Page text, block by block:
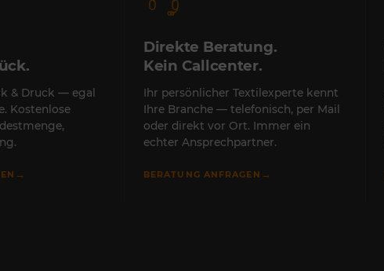
& Druck — egal
Kostenlose
→
Direkte Beratung.
Kein Callcenter.
Ihr persönlicher Textilexperte kennt
Ihre Branche — telefonisch, per Mail
oder direkt vor Ort. Immer ein
echter Ansprechpartner.
BERATUNG ANFRAGEN →